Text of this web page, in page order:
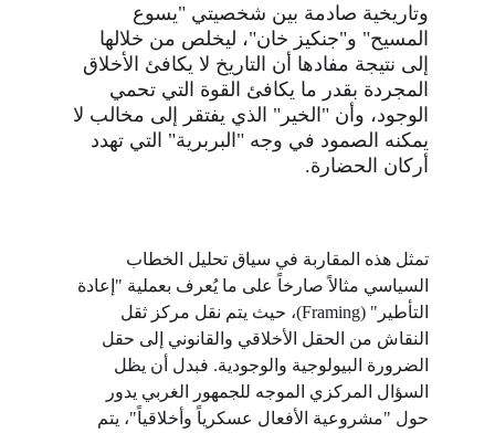
وتاريخية صادمة بين شخصيتي "يسوع
المسيح" و"جنكيز خان"، ليخلص من خلالها
إلى نتيجة مفادها أن التاريخ لا يكافئ الأخلاق
المجردة بقدر ما يكافئ القوة التي تحمي
الوجود، وأن "الخير" الذي يفتقر إلى مخالب لا
يمكنه الصمود في وجه "البربرية" التي تهدد
أركان الحضارة.
تمثل هذه المقاربة في سياق تحليل الخطاب
السياسي مثالاً صارخاً على ما يُعرف بعملية "إعادة
التأطير" (Framing)، حيث يتم نقل مركز ثقل
النقاش من الحقل الأخلاقي والقانوني إلى حقل
الضرورة البيولوجية والوجودية. فبدل أن يظل
السؤال المركزي الموجه للجمهور الغربي يدور
حول "مشروعية الأفعال عسكرياً وأخلاقياً"، يتم